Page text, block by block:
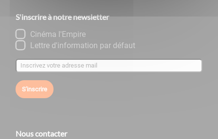
S'inscrire à notre newsletter
Cinéma l'Empire
Lettre d'information par défaut
S'inscrire
Nous contacter